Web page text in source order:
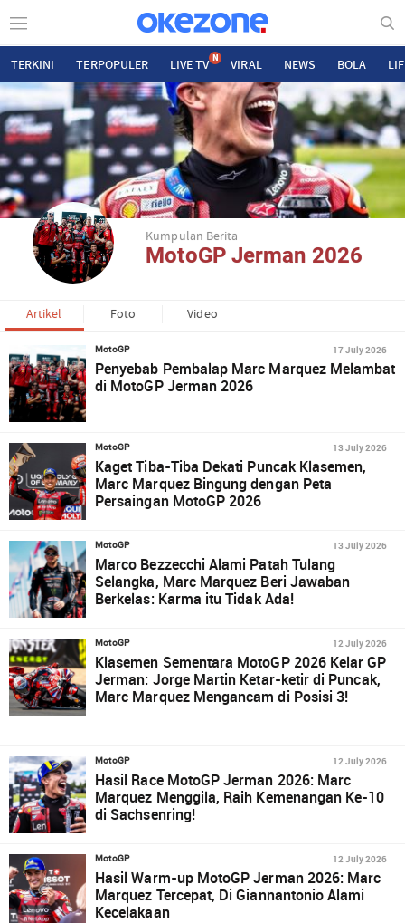
TERKINI TERPOPULER LIVE TV N VIRAL NEWS BOLA
Kumpulan Berita
MotoGP Jerman 2026
Artikel Foto Video
MotoGP 17 July 2026
Penyebab Pembalap Marc Marquez Melambat
di MotoGP Jerman 2026
MotoGP 13 July 2026
Kaget Tiba-Tiba Dekati Puncak Klasemen,
Marc Marquez Bingung dengan Peta
Persaingan MotoGP 2026
MotoGP 13 July 2026
Marco Bezzecchi Alami Patah Tulang
Selangka, Marc Marquez Beri Jawaban
Berkelas: Karma itu Tidak Ada!
MotoGP 12 July 2026
Klasemen Sementara MotoGP 2026 Kelar GP
Jerman: Jorge Martin Ketar-ketir di Puncak,
Marc Marquez Mengancam di Posisi 3!
MotoGP 12 July 2026
Hasil Race MotoGP Jerman 2026: Marc
Marquez Menggila, Raih Kemenangan Ke-10
di Sachsenring!
MotoGP 12 July 2026
Hasil Warm-up MotoGP Jerman 2026: Marc
Marquez Tercepat, Di Giannantonio Alami
Kecelakaan